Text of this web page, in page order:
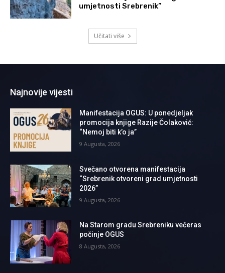
umjetnosti Srebrenik”
Učitati više
Najnovije vijesti
Manifestacija OGUS: U ponedjeljak
promocija knjige Razije Čolaković:
“Nemoj biti k’o ja”
9 Augusta, 2026
Svečano otvorena manifestacija
“Srebrenik otvoreni grad umjetnosti
2026”
9 Augusta, 2026
Na Starom gradu Srebreniku večeras
počinje OGUS
8 Augusta, 2026